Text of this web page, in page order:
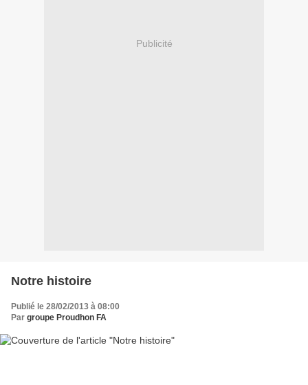
Publicité
Notre histoire
Publié le 28/02/2013 à 08:00
Par groupe Proudhon FA